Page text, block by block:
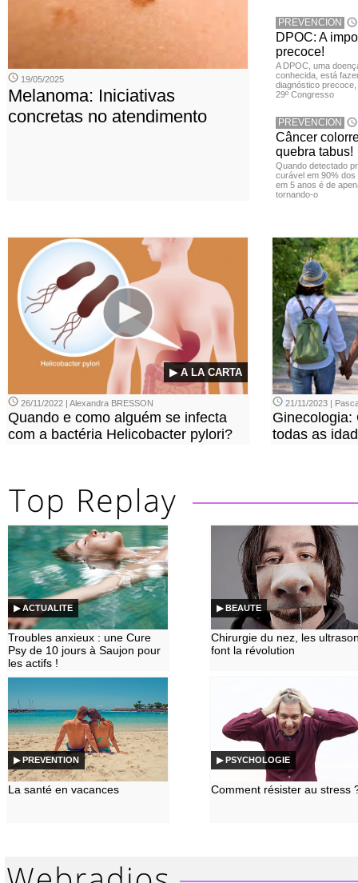
19/05/2025
Melanoma: Iniciativas
concretas no atendimento
PREVENCION
DPOC: A
precoce!
A DPOC, uma
conhecida, está
diagnóstico
29º Congresso
PREVENCION
Câncer
quebra tabus!
Quando detectado
curável em 90%
em 5 anos é de
tornando-o
▶ A LA CARTA
26/11/2022 | Alexandra BRESSON
Quando e como alguém se infecta
com a bactéria Helicobacter pylori?
21/11/2023 |
Ginecologia:
todas as
▶ ACTUALITE
Troubles anxieux : une Cure
Psy de 10 jours à Saujon pour
les actifs !
▶ BEAUTE
Chirurgie du nez, les
font la révolution
▶ PREVENTION
La santé en vacances
▶ PSYCHOLOGIE
Comment résister au stress